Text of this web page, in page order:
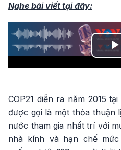
Nghe bài viết tại đây:
COP21 diễn ra năm 2015
được gọi là một thỏa thuận
nước tham gia nhất trí với
nhà kính và hạn chế